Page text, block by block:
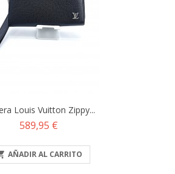
Louis Vuitton Zippy...
Precio
589,95 €
AÑADIR AL CARRITO